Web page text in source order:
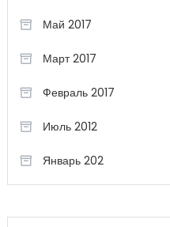
Май 2017
Март 2017
Февраль 2017
Июль 2012
Январь 202